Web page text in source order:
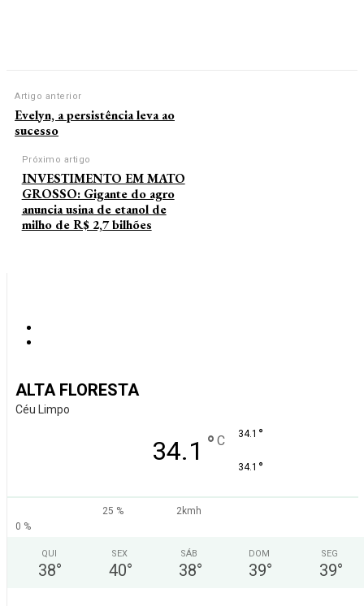
Artigo anterior
Evelyn, a persistência leva ao
sucesso
Próximo artigo
INVESTIMENTO EM MATO
GROSSO: Gigante do agro
anuncia usina de etanol de
milho de R$ 2,7 bilhões
ALTA FLORESTA
Céu Limpo
34.1 ° C 34.1 °
34.1 °
25 %
2kmh
0 %
QUI
38°
SEX
40°
SÁB
38°
DOM
39°
SEG
39°